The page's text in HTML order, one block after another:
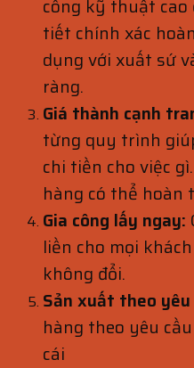
công kỹ thuật
tiết chính xác
dụng với xuất sứ
ràng.
Giá thành cạnh
từng quy trình
chi tiền cho việc
hàng có thể hoàn
Gia công lấy ngay:
liền cho mọi
không đổi.
Sản xuất theo yêu
hàng theo yêu
cái